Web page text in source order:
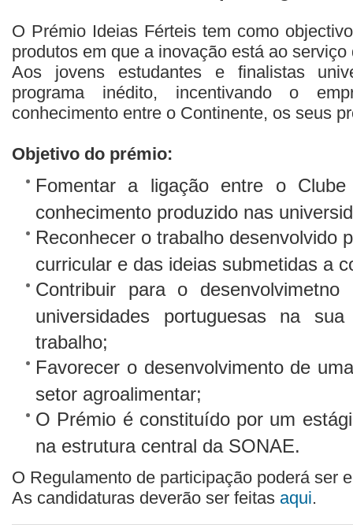
O Prémio Ideias Férteis tem como
produtos em que a inovação está ao serviço
Aos jovens estudantes e finalistas
programa inédito, incentivando o
conhecimento entre o Continente, os seus
Objetivo do prémio:
Fomentar a ligação entre o
conhecimento produzido nas
Reconhecer o trabalho desenvolvido
curricular e das ideias submetidas a
Contribuir para o
universidades portuguesas na
trabalho;
Favorecer o desenvolvimento de
setor agroalimentar;
O Prémio é constituído por um
na estrutura central da SONAE.
O Regulamento de participação poderá ser
As candidaturas deverão ser feitas aqui.